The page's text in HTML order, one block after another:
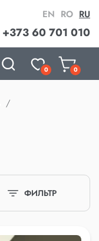
+373 60 701 010
EN RO RU
0 0
ФИЛЬТР